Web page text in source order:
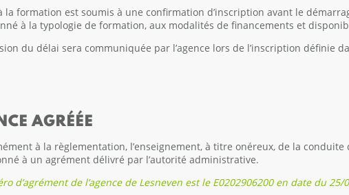
à la formation est soumis à une confirmation d’inscription avant le
à la typologie de formation, aux modalités de financements et
du délai sera communiquée par l’agence lors de l’inscription définie
AGRÉÉE
à la règlementation, l’enseignement, à titre onéreux, de la
à un agrément délivré par l’autorité administrative.
d’agrément de l’agence de Lesneven est le E0202906200 en date du 25/